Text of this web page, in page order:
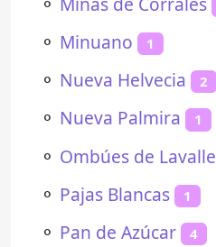
⚬ Minuano 1
⚬ Nueva Helvecia 2
⚬ Nueva Palmira 1
⚬ Ombúes de Lavalle
⚬ Pajas Blancas 1
⚬ Pan de Azúcar 4